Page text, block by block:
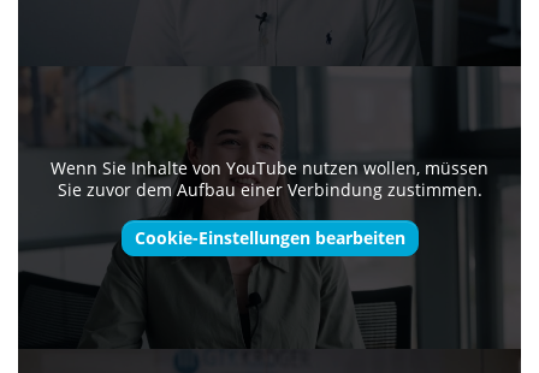
Wenn Sie Inhalte von YouTube nutzen wollen, müssen
Sie zuvor dem Aufbau einer Verbindung zustimmen.
Cookie-Einstellungen bearbeiten